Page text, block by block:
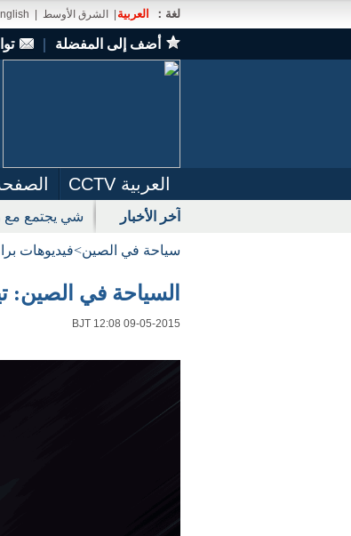
لغة： العربية الشرق الأوسط
أضف إلى المفضلة
العربية CCTV
آخر الأخبار شي يجتمع مع
سياحة في الصين>فيديوهات
السياحة في الصين: تيانجين 2
BJT 12:08 09-05-2015